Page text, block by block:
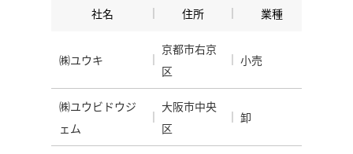
社名 住所 業種
㈱ユウキ
京都市右京
区
小売
㈱ユウビドウジ
ェム
大阪市中央
区
卸